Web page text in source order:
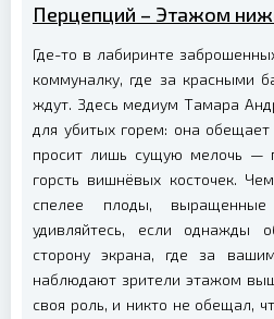
Перцепций – Этажом
Где-то в лабиринте
коммуналку, где за красными
ждут. Здесь медиум Тамара
для убитых горем: она
просит лишь сущую мелочь —
горсть вишнёвых косточек.
спелее плоды,
удивляйтесь, если однажды
сторону экрана, где за
наблюдают зрители этажом
своя роль, и никто не обещал,